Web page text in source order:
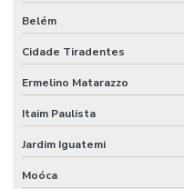
Projeto de instalação de
Projeto de instalação de
Projeto de segurança eletrônica
Projeto de segurança
Serviço de monitoramento 24
Serviço de monitoramento de
Belém
Cidade Tiradentes
Ermelino Matarazzo
Itaim Paulista
Jardim Iguatemi
Moóca